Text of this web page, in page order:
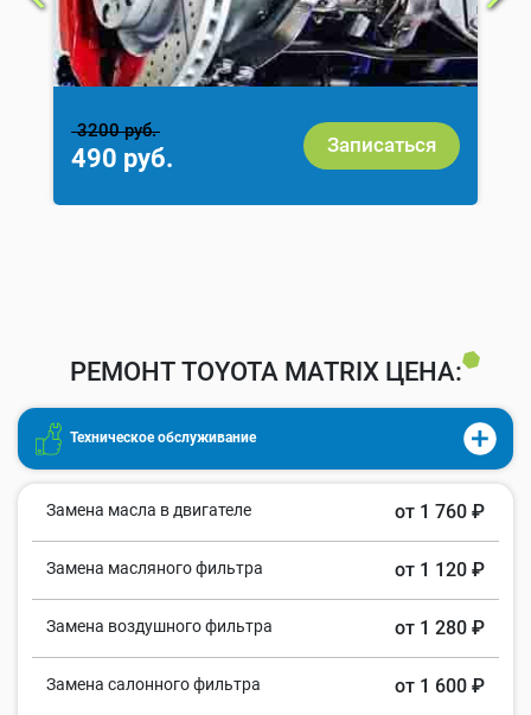
3200 руб.
490 руб. Записаться
РЕМОНТ TOYOTA MATRIX ЦЕНА:
Техническое обслуживание
Замена масла в двигателе от 1 760 ₽
Замена масляного фильтра от 1 120 ₽
Замена воздушного фильтра от 1 280 ₽
Замена салонного фильтра от 1 600 ₽